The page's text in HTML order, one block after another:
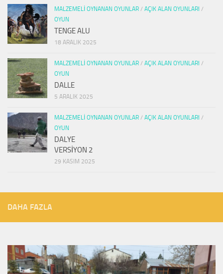
MALZEMELI OYNANAN OYUNLAR / AÇIK ALAN OYUNLARI /
OYUN
TENGE ALU
18 ARALIK 2025
MALZEMELI OYNANAN OYUNLAR / AÇIK ALAN OYUNLARI /
OYUN
DALLE
5 ARALIK 2025
MALZEMELI OYNANAN OYUNLAR / AÇIK ALAN OYUNLARI /
OYUN
DALYE
VERSİYON 2
29 KASIM 2025
DAHA FAZLA